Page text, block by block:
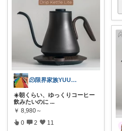
🫠限界家族YUU｜家事ラク沼
☀️朝くらい、ゆっくりコーヒー
飲みたいのに ...
￥ 8,980～
0 2 11